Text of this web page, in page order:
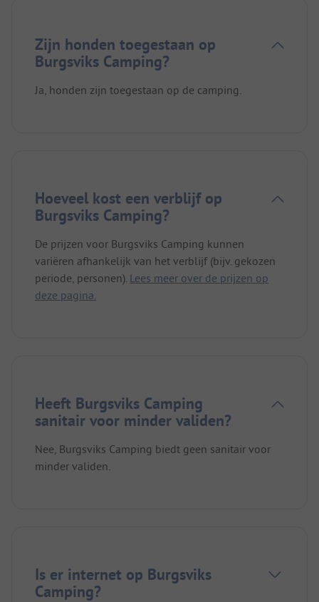
Zijn honden toegestaan op
Burgsviks Camping?
Ja, honden zijn toegestaan op de camping.
Hoeveel kost een verblijf op
Burgsviks Camping?
De prijzen voor Burgsviks Camping kunnen
variëren afhankelijk van het verblijf (bijv. gekozen
periode, personen). Lees meer over de prijzen op
deze pagina.
Heeft Burgsviks Camping
sanitair voor minder validen?
Nee, Burgsviks Camping biedt geen sanitair voor
minder validen.
Is er internet op Burgsviks
Camping?